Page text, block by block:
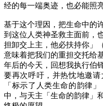
经的每一端奥迹，也必能照
基于这个理因，把生命中的
到这位人类神圣救主面前，
担卸交上主，他必扶持你」
意味着把我们的重担交托给
年后的今天，回想我执行伯
要再次呼吁，并热忱地邀
「标示了人类生命的韵律
中，与天主「生命的韵律」